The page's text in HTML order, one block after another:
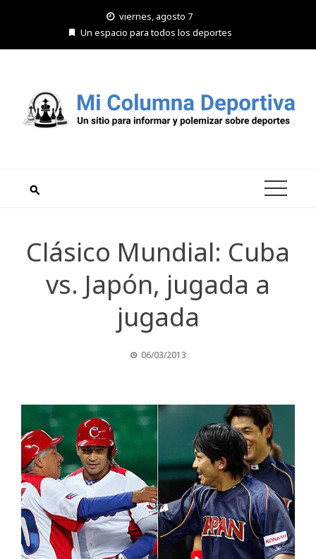
viernes, agosto 7
Un espacio para todos los deportes
Clásico Mundial: Cuba
vs. Japón, jugada a
jugada
06/03/2013